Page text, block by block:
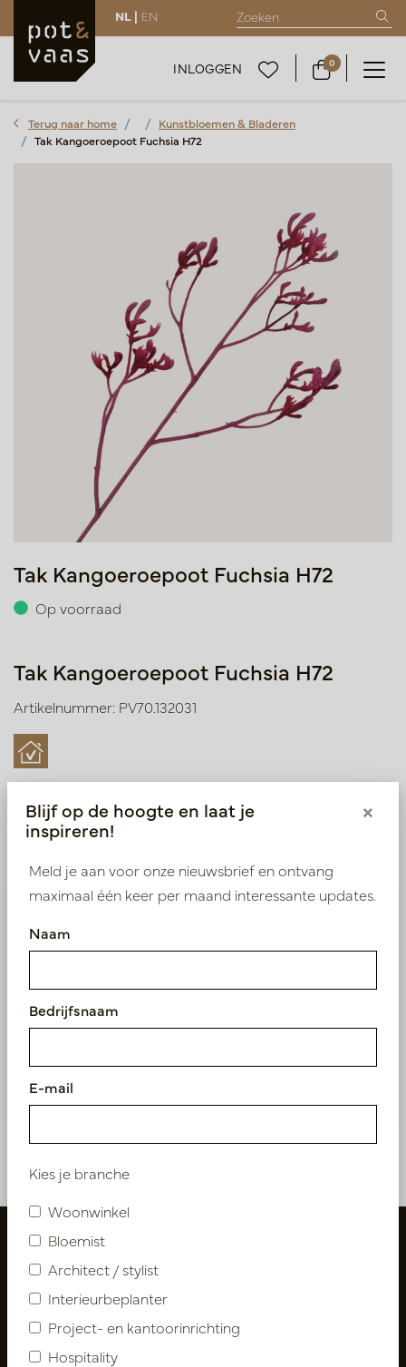
NL | EN
INLOGGEN 0
Terug naar home
Kunstbloemen & Bladeren
Tak Kangoeroepoot Fuchsia H72
Tak Kangoeroepoot Fuchsia H72
Op voorraad
Tak Kangoeroepoot Fuchsia H72
Artikelnummer: PV70.132031
Product specificaties
Log in als zakelijke klant om direct toegang te
Bestaande klant? Log hier in
Blijf op de hoogte en laat je
inspireren!
×
Meld je aan voor onze nieuwsbrief en ontvang
maximaal één keer per maand interessante updates.
Naam
Bedrijfsnaam
E-mail
Kies je branche
Woonwinkel
Bloemist
Architect / stylist
Interieurbeplanter
Project- en kantoorinrichting
Hospitality